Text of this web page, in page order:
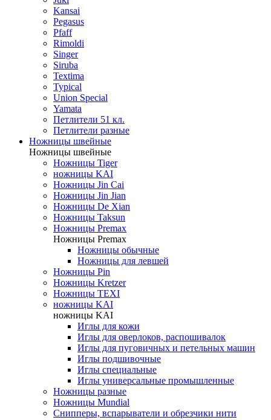
Kansai
Pegasus
Pfaff
Rimoldi
Singer
Siruba
Textima
Typical
Union Special
Yamata
Петлители 51 кл.
Петлители разные
Ножницы швейные
Ножницы швейные
Ножницы Tiger
ножницы KAI
Ножницы Jin Cai
Ножницы Jin Jian
Ножницы De Xian
Ножницы Taksun
Ножницы Premax
Ножницы Premax
Ножницы обычные
Ножницы для левшей
Ножницы Pin
Ножницы Kretzer
Ножницы TEXI
ножницы KAI
ножницы KAI
Иглы для кожи
Иглы для оверлоков, распошивалок
Иглы для пуговичных и петельных машин
Иглы подшивочные
Иглы специальные
Иглы универсальные промышленные
Ножницы разные
Ножницы Mundial
Снипперы, вспарыватели и обрезчики нити